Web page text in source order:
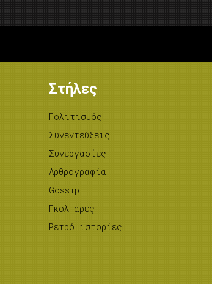
Στήλες
Πολιτισμός
Συνεντεύξεις
Συνεργασίες
Αρθρογραφία
Gossip
Γκολ-αρες
Ρετρό ιστορίες